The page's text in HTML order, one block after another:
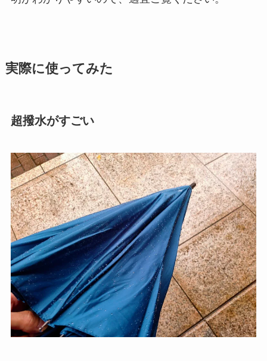
実際に使ってみた
超撥水がすごい